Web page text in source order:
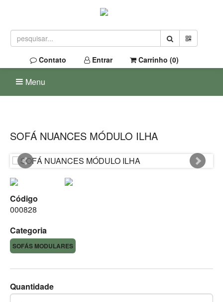
Contato Entrar Carrinho (0)
Menu
SOFÁ NUANCES MÓDULO ILHA
Código
000828
Categoria
SOFÁS MODULARES
Quantidade